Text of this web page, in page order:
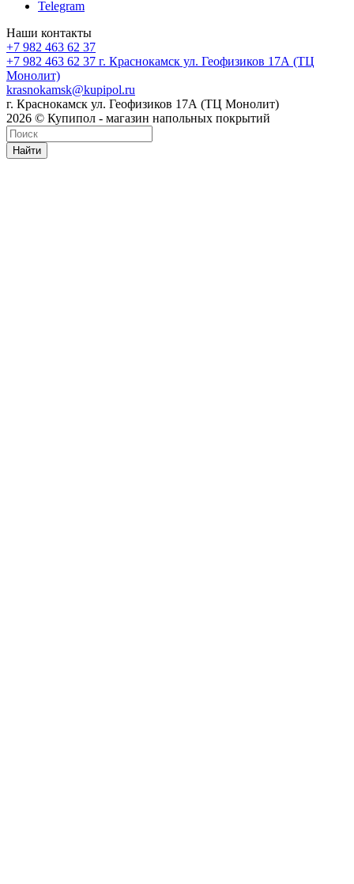
Telegram
Наши контакты
+7 982 463 62 37
+7 982 463 62 37 г. Краснокамск ул. Геофизиков 17А (ТЦ
Монолит)
krasnokamsk@kupipol.ru
г. Краснокамск ул. Геофизиков 17А (ТЦ Монолит)
2026 © Купипол - магазин напольных покрытий
Найти